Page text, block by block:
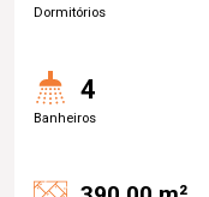
Dormitórios
4
Banheiros